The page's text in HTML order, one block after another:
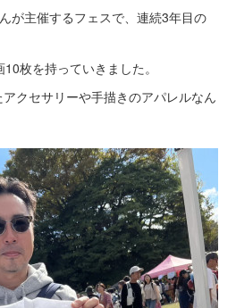
が主催するフェスで、連続3年目の
枚を持っていきました。
クセサリーや手描きのアパレルなん